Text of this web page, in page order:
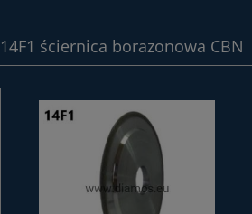
14F1 ściernica borazonowa CBN